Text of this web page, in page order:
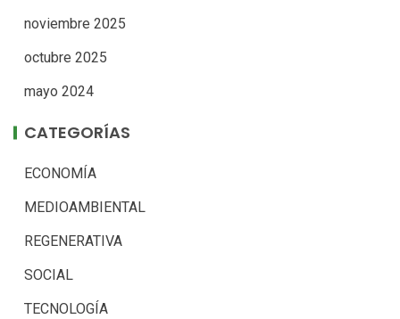
noviembre 2025
octubre 2025
mayo 2024
CATEGORÍAS
ECONOMÍA
MEDIOAMBIENTAL
REGENERATIVA
SOCIAL
TECNOLOGÍA